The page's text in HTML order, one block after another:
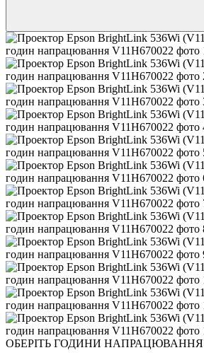
ОБЕРІТЬ ГОДИНИ НАПРАЦЮВАННЯ